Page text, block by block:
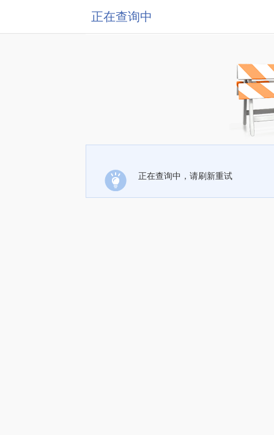
正在查询中
正在查询中，请刷新重试